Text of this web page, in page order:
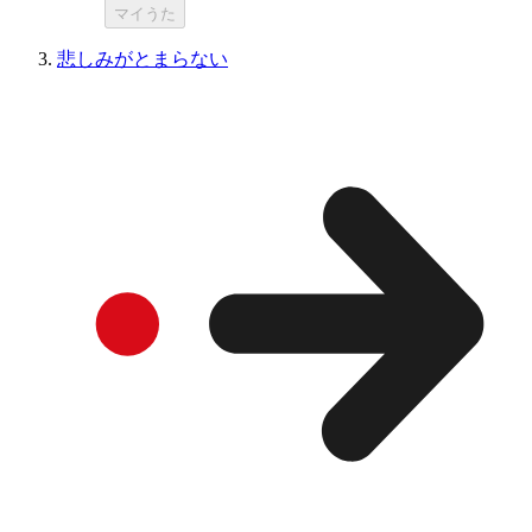
マイうた
悲しみがとまらない